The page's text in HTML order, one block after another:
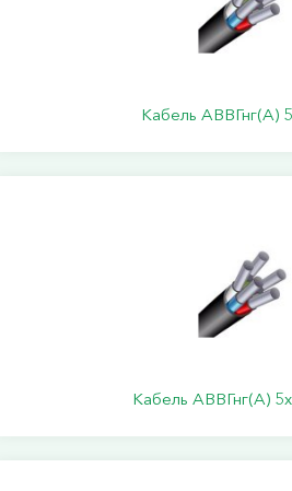
Кабель АВВГнг(А)
Кабель АВВГнг(А)